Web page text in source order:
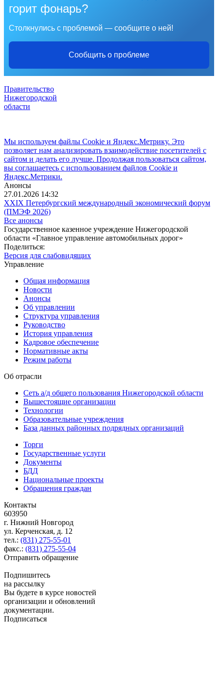
горит фонарь?
Столкнулись с проблемой — сообщите о ней!
Сообщить о проблеме
Правительство
Нижегородской
области
Мы используем файлы Cookie и Яндекс.Метрику. Это
позволяет нам анализировать взаимодействие посетителей с
сайтом и делать его лучше. Продолжая пользоваться сайтом,
вы соглашаетесь с использованием файлов Cookie и
Яндекс.Метрики.
Анонсы
27.01.2026 14:32
XXIX Петербургский международный экономический форум
(ПМЭФ 2026)
Все анонсы
Государственное казенное учреждение Нижегородской
области «Главное управление автомобильных дорог»
Поделиться:
Версия для слабовидящих
Управление
Общая информация
Новости
Анонсы
Об управлении
Структура управления
Руководство
История управления
Кадровое обеспечение
Нормативные акты
Режим работы
Об отрасли
Сеть а/д общего пользования Нижегородской области
Вышестоящие организации
Технологии
Образовательные учреждения
База данных районных подрядных организаций
Торги
Государственные услуги
Документы
БДД
Национальные проекты
Обращения граждан
Контакты
603950
г. Нижний Новгород
ул. Керченская, д. 12
тел.: (831) 275-55-01
факс.: (831) 275-55-04
Отправить обращение
Подпишитесь
на рассылку
Вы будете в курсе новостей
организации и обновлений
документации.
Подписаться